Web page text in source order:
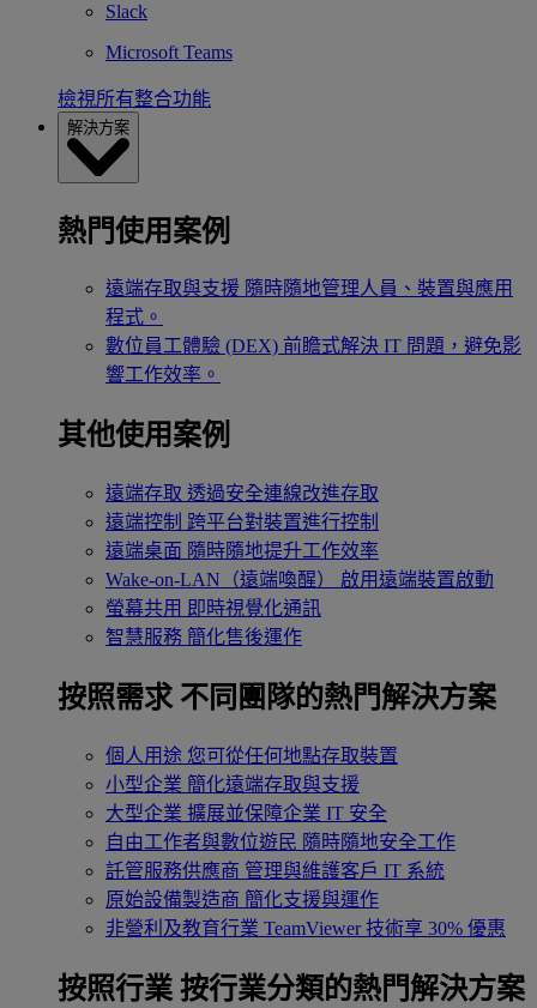
Slack
Microsoft Teams
檢視所有整合功能
解決方案
熱門使用案例
遠端存取與支援 隨時隨地管理人員、裝置與應用
程式。
數位員工體驗 (DEX) 前瞻式解決 IT 問題，避免影
響工作效率。
其他使用案例
遠端存取 透過安全連線改進存取
遠端控制 跨平台對裝置進行控制
遠端桌面 隨時隨地提升工作效率
Wake-on-LAN（遠端喚醒）
啟用遠端裝置啟動
螢幕共用 即時視覺化通訊
智慧服務 簡化售後運作
按照需求 不同團隊的熱門解決方案
個人用途 您可從任何地點存取裝置
小型企業 簡化遠端存取與支援
大型企業 擴展並保障企業 IT 安全
自由工作者與數位遊民 隨時隨地安全工作
託管服務供應商 管理與維護客戶 IT 系統
原始設備製造商 簡化支援與運作
非營利及教育行業 TeamViewer 技術享 30% 優惠
按照行業 按行業分類的熱門解決方案